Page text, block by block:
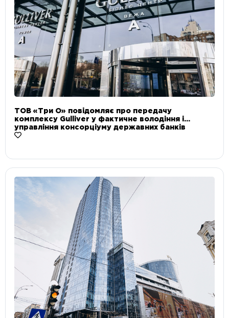
ТОВ «Три О» повідомляє про передачу
комплексу Gulliver у фактичне володіння і
управління консорціуму державних банків